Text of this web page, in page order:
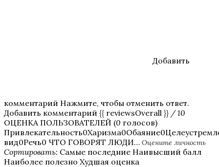
Добавить
комментарий Нажмите, чтобы отменить ответ.
Добавить комментарий {{ reviewsOverall }} / 10
ОЦЕНКА ПОЛЬЗОВАТЕЛЕЙ (0 голосов)
вид0Речь0 ЧТО ГОВОРЯТ ЛЮДИ… Оцените личность
Сортировать: Самые последние Наивысший балл
Наиболее полезно Худшая оценка